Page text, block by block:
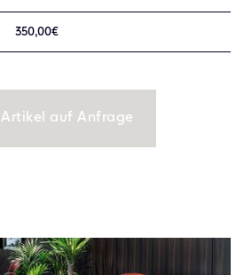
350,00€
Artikel auf Anfrage